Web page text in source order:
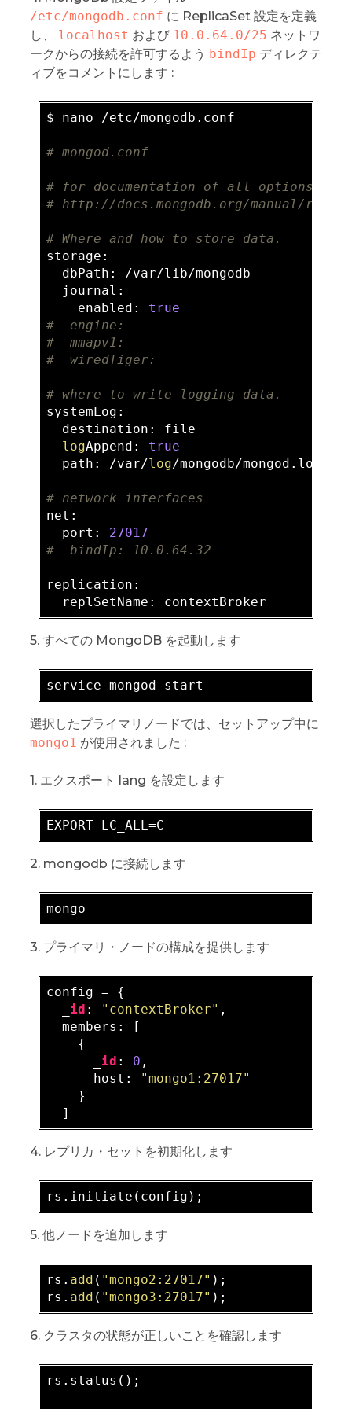
/etc/mongodb.conf に ReplicaSet 設定を定義
し、 localhost および 10.0.64.0/25 ネットワ
ークからの接続を許可するよう bindIp ディレクテ
ィブをコメントにします :
$ nano /etc/mongodb.conf
# mongod.conf
# for documentation of all options,
# http://docs.mongodb.org/manual/
# Where and how to store data.
storage:
  dbPath: /var/lib/mongodb
  journal:
    enabled:
true
#  engine:
#  mmapv1:
#  wiredTiger:
# where to write logging data.
systemLog:
  destination: file
logAppend: true
  path: /var/
log/mongodb/mongod.log
# network interfaces
net:
  port:
27017
#  bindIp: 10.0.64.32
replication:
5. すべての MongoDB を起動します
選択したプライマリノードでは、セットアップ中に
mongo1 が使用されました :
1. エクスポート lang を設定します
2. mongodb に接続します
3. プライマリ・ノードの構成を提供します
config = {
id : "contextBroker" ,
  members: [
    {
id : 0 ,
      host:
"mongo1:27017"
    }
4. レプリカ・セットを初期化します
5. 他ノードを追加します
rs. add ( "mongo2:27017" );
rs. add ( "mongo3:27017"
6. クラスタの状態が正しいことを確認します
rs .status ();